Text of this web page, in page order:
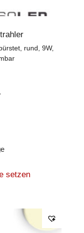
rund, 9W,
setzen